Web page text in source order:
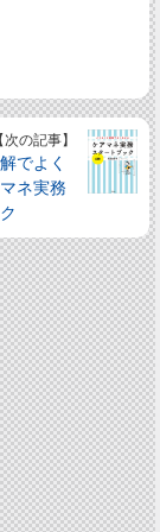
次の記事】
でよく
ネ実務